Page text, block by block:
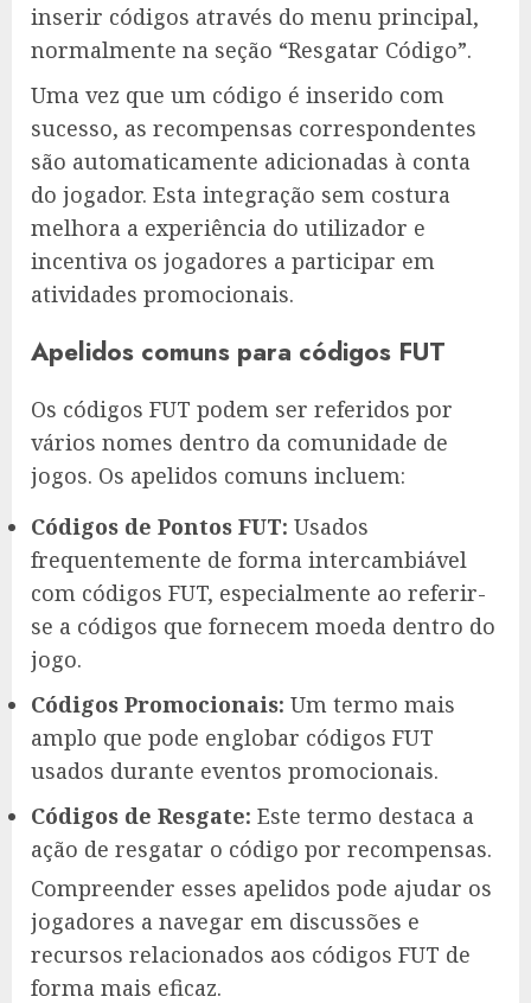
inserir códigos através do menu principal,
normalmente na seção “Resgatar Código”.
Uma vez que um código é inserido com
sucesso, as recompensas correspondentes
são automaticamente adicionadas à conta
do jogador. Esta integração sem costura
melhora a experiência do utilizador e
incentiva os jogadores a participar em
atividades promocionais.
Apelidos comuns para códigos FUT
Os códigos FUT podem ser referidos por
vários nomes dentro da comunidade de
jogos. Os apelidos comuns incluem:
Códigos de Pontos FUT: Usados
frequentemente de forma intercambiável
com códigos FUT, especialmente ao referir-
se a códigos que fornecem moeda dentro do
jogo.
Códigos Promocionais: Um termo mais
amplo que pode englobar códigos FUT
usados durante eventos promocionais.
Códigos de Resgate: Este termo destaca a
ação de resgatar o código por recompensas.
Compreender esses apelidos pode ajudar os
jogadores a navegar em discussões e
recursos relacionados aos códigos FUT de
forma mais eficaz.